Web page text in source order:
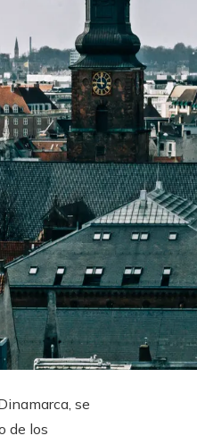
se
de los